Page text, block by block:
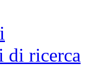
di ricerca